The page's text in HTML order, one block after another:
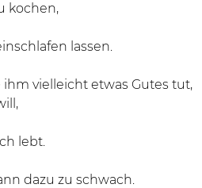
kochen,
lassen.
ihm vielleicht etwas Gutes tut,
lebt.
dazu zu schwach.